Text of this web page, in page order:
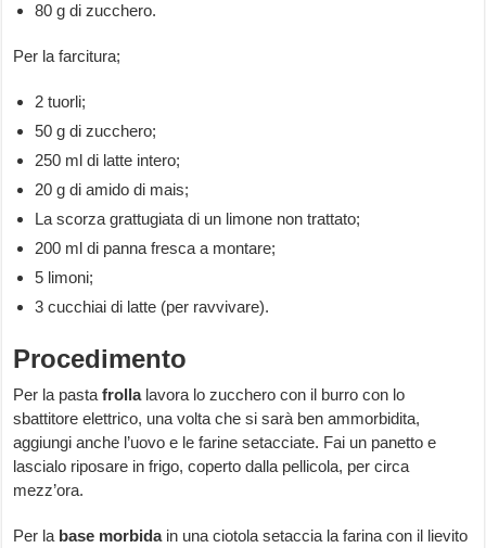
80 g di zucchero.
Per la farcitura;
2 tuorli;
50 g di zucchero;
250 ml di latte intero;
20 g di amido di mais;
La scorza grattugiata di un limone non trattato;
200 ml di panna fresca a montare;
5 limoni;
3 cucchiai di latte (per ravvivare).
Procedimento
Per la pastafrollalavora lo zucchero con il burro con lo
sbattitore elettrico, una volta che si sarà ben ammorbidita,
aggiungi anche l’uovo e le farine setacciate. Fai un panetto e
lascialo riposare in frigo, coperto dalla pellicola, per circa
mezz’ora.
Per la base morbidain una ciotola setaccia la farina con il lievito